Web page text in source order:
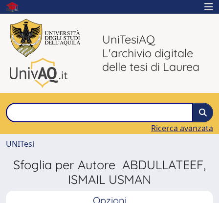
UniTesiAQ
L'archivio digitale
delle tesi di Laurea
Ricerca avanzata
UNITesi
Sfoglia per Autore ABDULLATEEF,
ISMAIL USMAN
Opzioni